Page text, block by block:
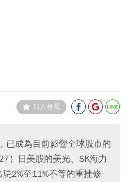
加入收藏
已成為目前影響全球股市的
）日美股的美光、SK海力
2%至11%不等的重挫修